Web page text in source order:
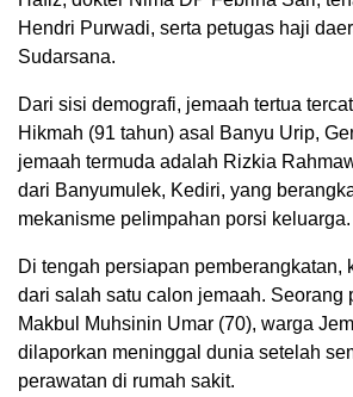
Hendri Purwadi, serta petugas haji
Sudarsana.
Dari sisi demografi, jemaah tertua
Hikmah (91 tahun) asal Banyu Urip,
jemaah termuda adalah Rizkia
dari Banyumulek, Kediri, yang
mekanisme pelimpahan porsi keluarga.
Di tengah persiapan pemberangkatan,
dari salah satu calon jemaah. Seorang
Makbul Muhsinin Umar (70), warga
dilaporkan meninggal dunia setelah
perawatan di rumah sakit.